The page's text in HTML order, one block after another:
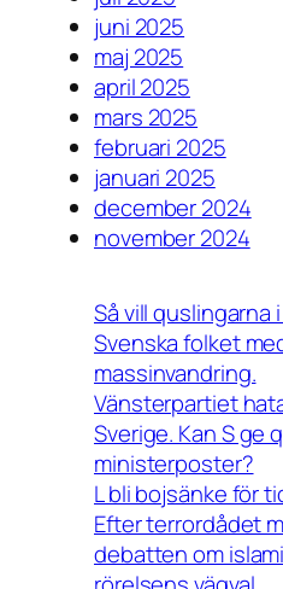
juni 2025
maj 2025
april 2025
mars 2025
februari 2025
januari 2025
december 2024
november 2024
Så vill quslingarna
Svenska folket
massinvandring.
Vänsterpartiet
Sverige. Kan S ge
ministerposter?
L bli bojsänke för
Efter terrordådet
debatten om